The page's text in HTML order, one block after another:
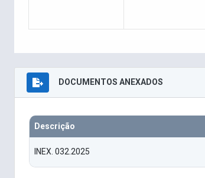
DOCUMENTOS ANEXADOS
Descrição
INEX. 032.2025